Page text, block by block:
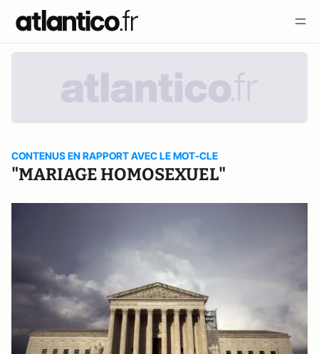
CONTENUS EN RAPPORT AVEC LE MOT-CLE
"MARIAGE HOMOSEXUEL"